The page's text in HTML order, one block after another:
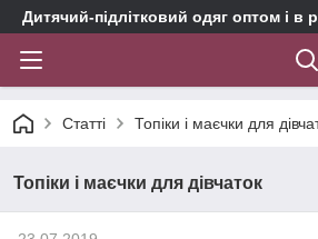
Дитячий-підлітковий одяг оптом і в
Статті Топіки і маєчки для
Топіки і маєчки для дівчаток